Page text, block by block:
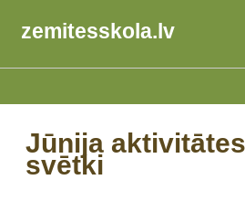
zemitesskola.lv
Jūnija
svētki